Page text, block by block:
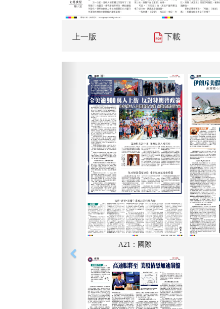
上一版 下載
A21：國際